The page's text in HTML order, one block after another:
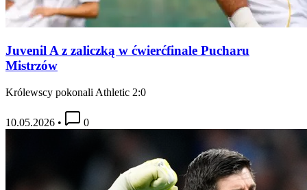
Juvenil A z zaliczką w ćwierćfinale Pucharu
Mistrzów
Królewscy pokonali Athletic 2:0
10.05.2026 • 0